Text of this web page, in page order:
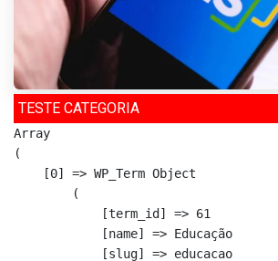
TESTE CATEGORIA
Array
(
    [0] => WP_Term Object
        (
            [term_id] => 61
            [name] => Educação
            [slug] => educacao